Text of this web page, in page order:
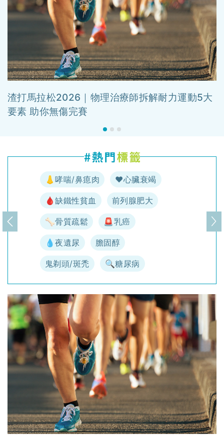
渣打馬拉松2026｜物理治療師拆解耐力運動5大
要素 助你無傷完賽
👃哮喘/鼻瘜肉 ♥️心臟衰竭
🩸缺鐵性貧血 前列腺肥大
🦴骨質疏鬆 🚨乳癌
💧夜遺尿 膽固醇
鬼剃頭/斑禿 🔍糖尿病
上一頁 下